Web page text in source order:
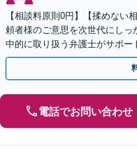
【相談料原則0円】【揉めない
頼者様のご意思を次世代にし
中的に取り扱う弁護士がサポ
から遺言執行まで責任を持って
電話でお問い合わせ